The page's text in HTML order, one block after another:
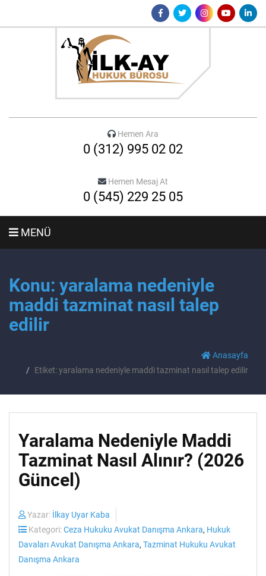
Hemen Ara
0 (312) 995 02 02
Hemen Mesaj At
0 (545) 229 25 05
MENÜ
Konu: yaralama nedeniyle
maddi tazminat nasıl talep
edilir
Anasayfa
Etiket: yaralama nedeniyle maddi tazminat nasıl talep edilir
Yaralama Nedeniyle Maddi
Tazminat Nasıl Alınır? (2026
Güncel)
Yazar: İlkay Uyar Kaba
Kategori:Ceza Hukuku Avukat Danışma Ankara, Hukuk
Davaları Avukat Danışma Ankara, Tazminat Hukuku Avukat
Danışma Ankara